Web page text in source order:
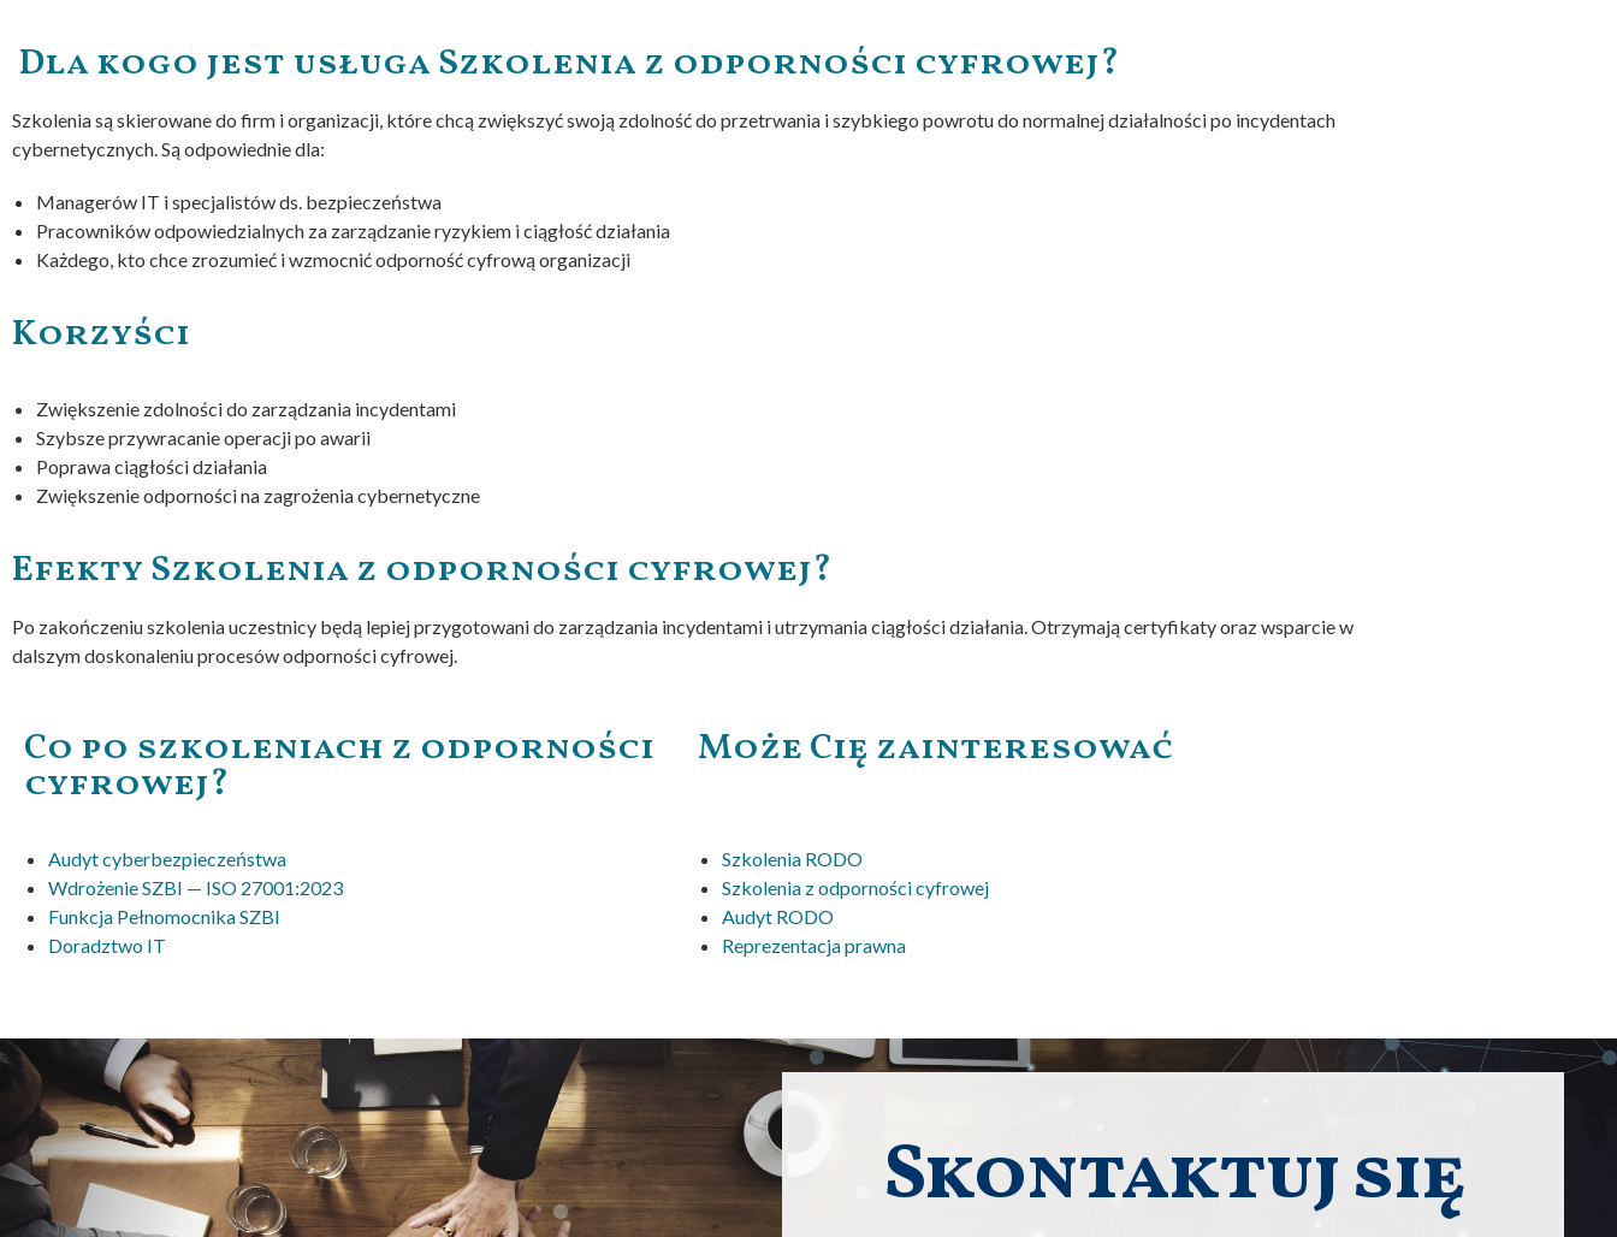
Dla kogo jest usługa Szkolenia z odporności cyfrowej?
Szkolenia są skierowane do firm i organizacji, które chcą zwiększyć swoją zdolność do przetrwania i szybkiego powrotu do normalnej działalności po incydentach
cybernetycznych. Są odpowiednie dla:
Managerów IT i specjalistów ds. bezpieczeństwa
Pracowników odpowiedzialnych za zarządzanie ryzykiem i ciągłość działania
Każdego, kto chce zrozumieć i wzmocnić odporność cyfrową organizacji
Korzyści
Zwiększenie zdolności do zarządzania incydentami
Szybsze przywracanie operacji po awarii
Poprawa ciągłości działania
Zwiększenie odporności na zagrożenia cybernetyczne
Efekty Szkolenia z odporności cyfrowej?
Po zakończeniu szkolenia uczestnicy będą lepiej przygotowani do zarządzania incydentami i utrzymania ciągłości działania. Otrzymają certyfikaty oraz wsparcie w
dalszym doskonaleniu procesów odporności cyfrowej.
Co po szkoleniach z odporności
cyfrowej?
Audyt cyberbezpieczeństwa
Wdrożenie SZBI — ISO 27001:2023
Funkcja Pełnomocnika SZBI
Doradztwo IT
Może Cię zainteresować
Szkolenia RODO
Szkolenia z odporności cyfrowej
Audyt RODO
Reprezentacja prawna
Skontaktuj się